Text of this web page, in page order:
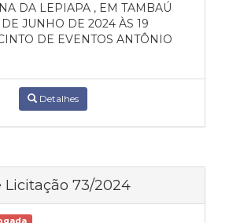
DA LEPIAPA , EM TAMBAÚ
JUNHO DE 2024 ÀS 19
DE EVENTOS ANTÔNIO
Detalhes
Licitação 73/2024